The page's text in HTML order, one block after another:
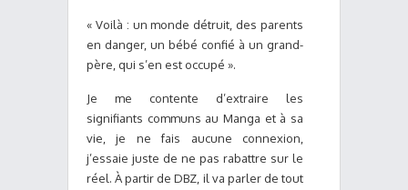
« Voilà : un monde détruit, des parents
en danger, un bébé confié à un grand-
père, qui s’en est occupé ».
Je me contente d’extraire les
signifiants communs au Manga et à sa
vie, je ne fais aucune connexion,
j’essaie juste de ne pas rabattre sur le
réel. À partir de DBZ, il va parler de tout